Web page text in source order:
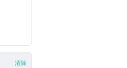
清除